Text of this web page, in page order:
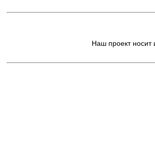
Наш проект носит